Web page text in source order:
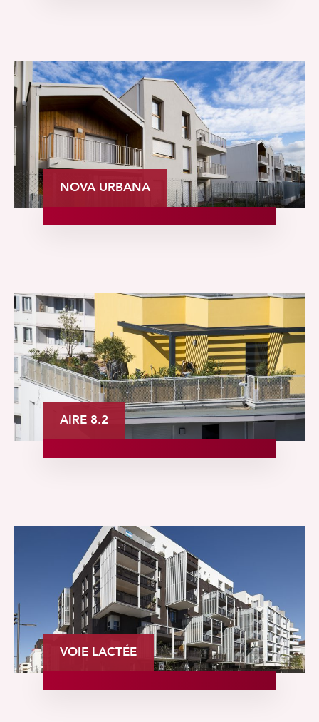
NOVA URBANA
AIRE 8.2
VOIE LACTÉE